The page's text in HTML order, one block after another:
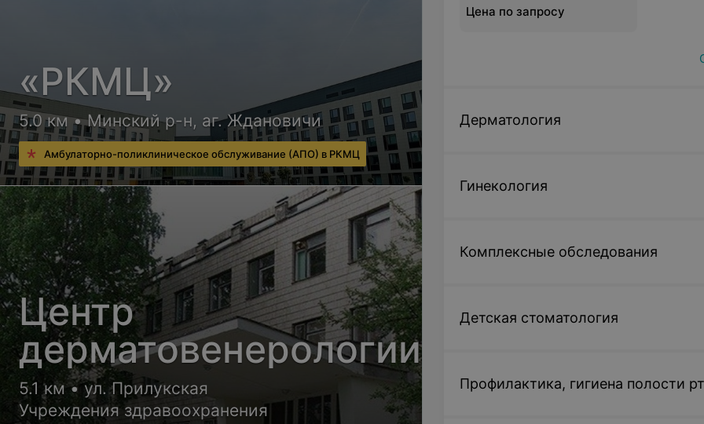
Цена по запросу
Дерматология
Гинекология
Комплексные обследования
Детская стоматология
Профилактика, гигиена полости
«РКМЦ»
5.0 км • Минский р-н, аг. Ждановичи
Амбулаторно-поликлиническое обслуживание (АПО) в РКМЦ
Центр
дерматовенерологии
5.1 км • ул. Прилукская
Учреждения здравоохранения